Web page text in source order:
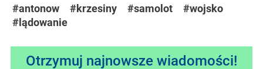
#antonow #krzesiny #samolot
#wojsko
#lądowanie
Otrzymuj najnowsze wiadomości!